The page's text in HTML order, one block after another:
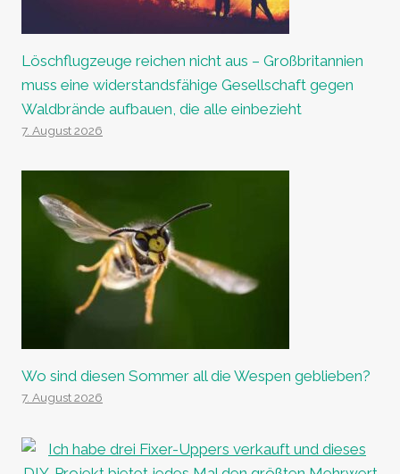
Löschflugzeuge reichen nicht aus – Großbritannien
muss eine widerstandsfähige Gesellschaft gegen
Waldbrände aufbauen, die alle einbezieht
7. August 2026
Wo sind diesen Sommer all die Wespen geblieben?
7. August 2026